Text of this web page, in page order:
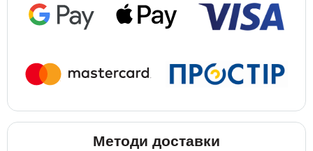
Методи доставки